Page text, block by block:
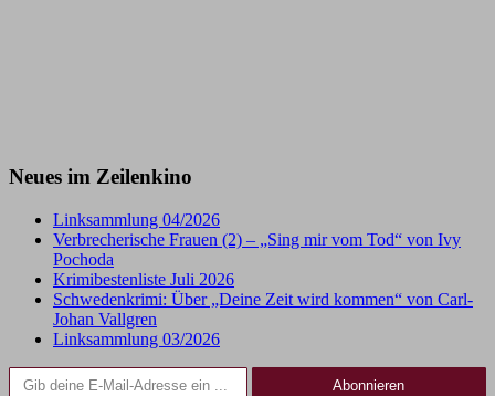
Neues im Zeilenkino
Linksammlung 04/2026
Verbrecherische Frauen (2) – „Sing mir vom Tod“ von Ivy
Pochoda
Krimibestenliste Juli 2026
Schwedenkrimi: Über „Deine Zeit wird kommen“ von Carl-
Johan Vallgren
Linksammlung 03/2026
Gib deine E-Mail-Adresse ein ...
Abonnieren